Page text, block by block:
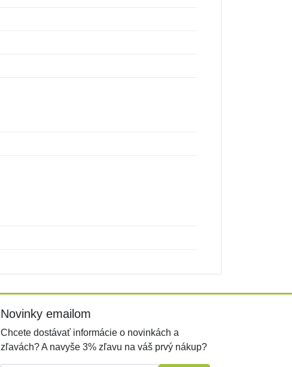
Novinky emailom
Chcete dostávať informácie o novinkách a
zľavách? A navyše 3% zľavu na váš prvý nákup?